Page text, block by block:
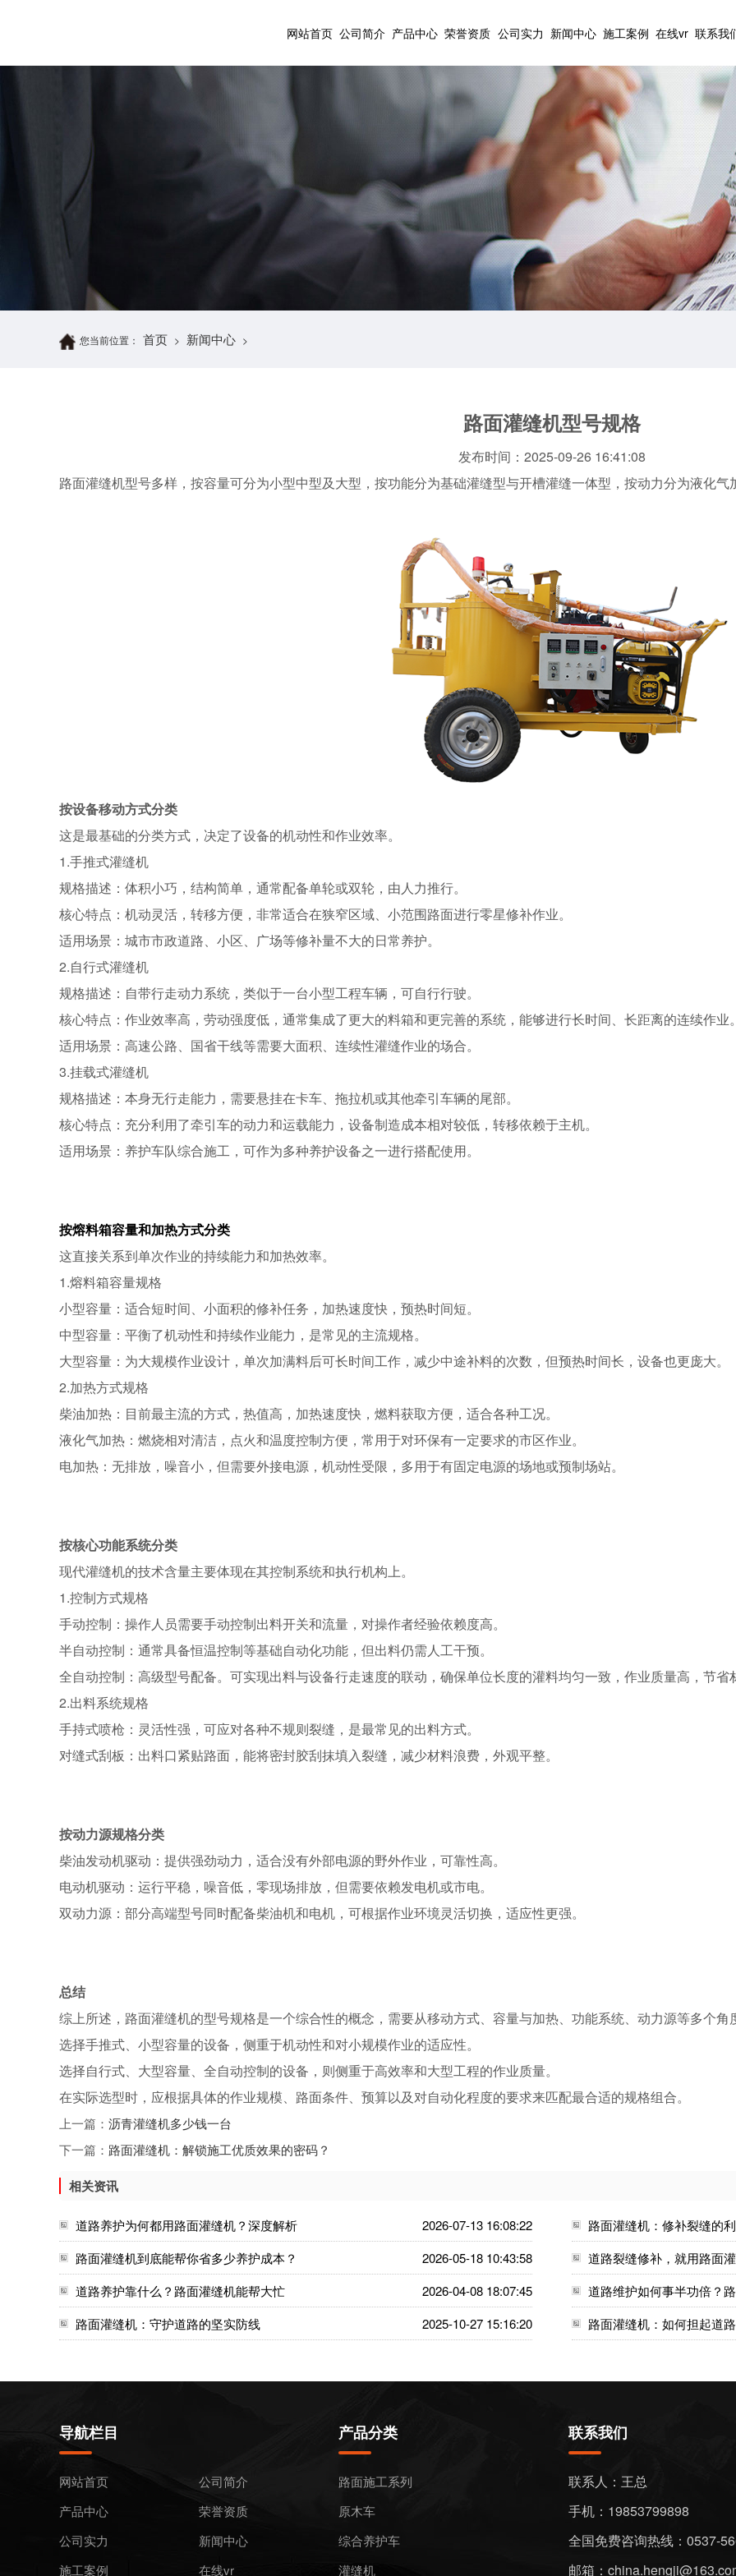
网站首页 公司简介 产品中心 荣誉资质 公司实力 新闻中心 施工案例 在线vr 联系我
您当前位置： 首页 > 新闻中心 >
路面灌缝机型号规格
发布时间：2025-09-26 16:41:08
路面灌缝机型号多样，按容量可分为小型中型及大型，按功能分为基础灌缝型与开槽灌缝一体型，按动力分为液化
按设备移动方式分类
这是最基础的分类方式，决定了设备的机动性和作业效率。
1.手推式灌缝机
规格描述：体积小巧，结构简单，通常配备单轮或双轮，由人力推行。
核心特点：机动灵活，转移方便，非常适合在狭窄区域、小范围路面进行零星修补作业。
适用场景：城市市政道路、小区、广场等修补量不大的日常养护。
2.自行式灌缝机
规格描述：自带行走动力系统，类似于一台小型工程车辆，可自行行驶。
核心特点：作业效率高，劳动强度低，通常集成了更大的料箱和更完善的系统，能够进行长时间、长距离的连续作业
适用场景：高速公路、国省干线等需要大面积、连续性灌缝作业的场合。
3.挂载式灌缝机
规格描述：本身无行走能力，需要悬挂在卡车、拖拉机或其他牵引车辆的尾部。
核心特点：充分利用了牵引车的动力和运载能力，设备制造成本相对较低，转移依赖于主机。
适用场景：养护车队综合施工，可作为多种养护设备之一进行搭配使用。
按熔料箱容量和加热方式分类
这直接关系到单次作业的持续能力和加热效率。
1.熔料箱容量规格
小型容量：适合短时间、小面积的修补任务，加热速度快，预热时间短。
中型容量：平衡了机动性和持续作业能力，是常见的主流规格。
大型容量：为大规模作业设计，单次加满料后可长时间工作，减少中途补料的次数，但预热时间长，设备也更庞大。
2.加热方式规格
柴油加热：目前最主流的方式，热值高，加热速度快，燃料获取方便，适合各种工况。
液化气加热：燃烧相对清洁，点火和温度控制方便，常用于对环保有一定要求的市区作业。
电加热：无排放，噪音小，但需要外接电源，机动性受限，多用于有固定电源的场地或预制场站。
按核心功能系统分类
现代灌缝机的技术含量主要体现在其控制系统和执行机构上。
1.控制方式规格
手动控制：操作人员需要手动控制出料开关和流量，对操作者经验依赖度高。
半自动控制：通常具备恒温控制等基础自动化功能，但出料仍需人工干预。
全自动控制：高级型号配备。可实现出料与设备行走速度的联动，确保单位长度的灌料均匀一致，作业质量高，节省
2.出料系统规格
手持式喷枪：灵活性强，可应对各种不规则裂缝，是最常见的出料方式。
对缝式刮板：出料口紧贴路面，能将密封胶刮抹填入裂缝，减少材料浪费，外观平整。
按动力源规格分类
柴油发动机驱动：提供强劲动力，适合没有外部电源的野外作业，可靠性高。
电动机驱动：运行平稳，噪音低，零现场排放，但需要依赖发电机或市电。
双动力源：部分高端型号同时配备柴油机和电机，可根据作业环境灵活切换，适应性更强。
总结
综上所述，路面灌缝机的型号规格是一个综合性的概念，需要从移动方式、容量与加热、功能系统、动力源等多个角
选择手推式、小型容量的设备，侧重于机动性和对小规模作业的适应性。
选择自行式、大型容量、全自动控制的设备，则侧重于高效率和大型工程的作业质量。
在实际选型时，应根据具体的作业规模、路面条件、预算以及对自动化程度的要求来匹配最合适的规格组合。
上一篇： 沥青灌缝机多少钱一台
下一篇： 路面灌缝机：解锁施工优质效果的密码？
相关资讯
2026-07-13 16:08:22
道路养护为何都用路面灌缝机？深度解析
路面灌缝机：修补裂缝的
2026-05-18 10:43:58
路面灌缝机到底能帮你省多少养护成本？
道路裂缝修补，就用路面
2026-04-08 18:07:45
道路养护靠什么？路面灌缝机能帮大忙
道路维护如何事半功倍？
2025-10-27 15:16:20
路面灌缝机：守护道路的坚实防线 路面灌缝机：如何担起道
导航栏目
网站首页
公司简介
产品中心
荣誉资质
公司实力
新闻中心
施工案例
在线vr
产品分类
路面施工系列
原木车
综合养护车
灌缝机
联系我们
联系人：王总
手机：19853799898
全国免费咨询热线：0537-
邮箱：